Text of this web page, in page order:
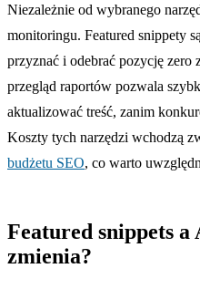
Niezależnie od wybranego
monitoringu. Featured snippety
przyznać i odebrać pozycję
przegląd raportów pozwala
aktualizować treść, zanim
Koszty tych narzędzi wchodzą
budżetu SEO, co warto
Featured snippets a
zmienia?